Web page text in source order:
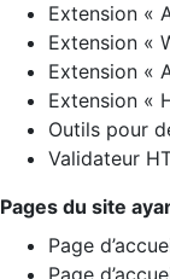
Extension «
Extension «
Extension «
Extension «
Outils pour
Validateur
Pages du site
Page
Page